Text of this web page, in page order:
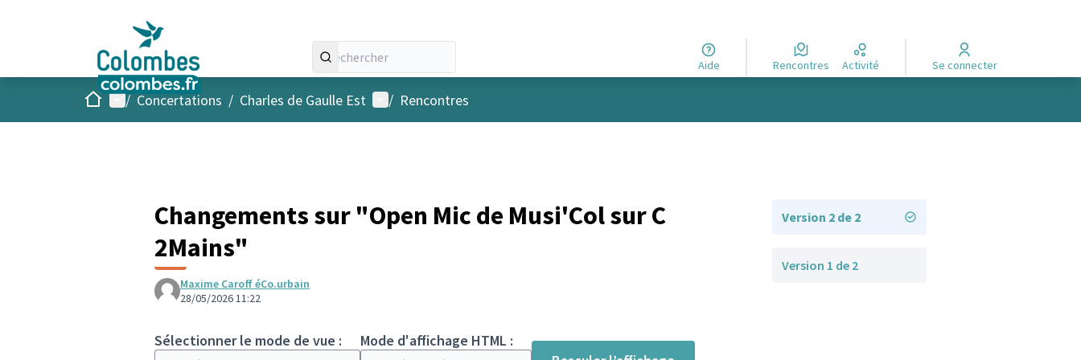
Aide Rencontres Activité Se connecter
AccueilMenu principal
/ Concertations / Charles de Gaulle Est Menu utilisateur
/ Rencontres
Changements sur "Open Mic de Musi'Col sur C
2Mains"
Maxime Caroff éCo.urbain
28/05/2026 11:22
Sélectionner le mode de vue :
Mode d'affichage HTML :
Version 2 de 2
Version 1 de 2